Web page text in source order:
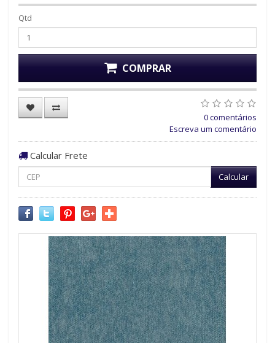
Qtd
COMPRAR
0 comentários
Escreva um comentário
Calcular Frete
Calcular